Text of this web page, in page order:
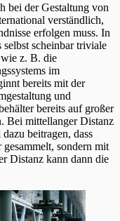
bei der Gestaltung von
verständlich,
erfolgen muss. In
scheinbar triviale
z. B. die
im
bereits mit der
und
bereits auf großer
Bei mittellanger Distanz
beitragen, dass
sondern mit
Distanz kann dann die